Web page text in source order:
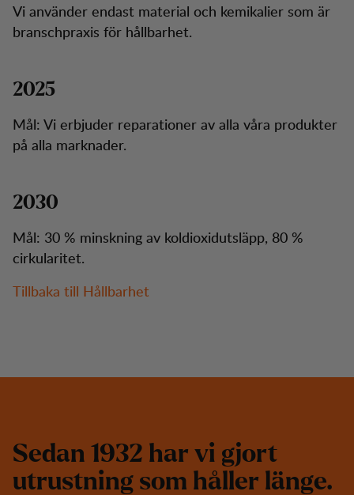
Vi använder endast material och kemikalier som är
branschpraxis för hållbarhet.
2025
Mål: Vi erbjuder reparationer av alla våra produkter
på alla marknader.
2030
Mål: 30 % minskning av koldioxidutsläpp, 80 %
cirkularitet.
Tillbaka till Hållbarhet
Sedan 1932 har vi gjort
utrustning som håller länge.